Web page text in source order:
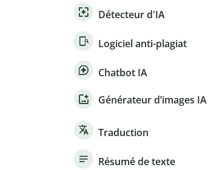
Détecteur d'IA
Logiciel anti-plagiat
Chatbot IA
Générateur d’images IA
Traduction
Résumé de texte